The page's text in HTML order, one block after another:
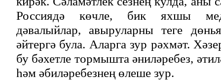
Россиядә көчле, бик яхшы
дәвалыйлар, авыруларны теге
әйтергә була. Аларга зур рәхмәт.
бу бәхетле тормышта әниләребез,
һәм әбиләребезнең өлеше зур.